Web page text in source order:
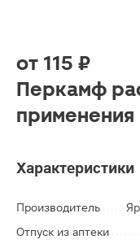
от 115 ₽
Перкамф
применения
Характеристики
Производитель
Отпуск из аптеки